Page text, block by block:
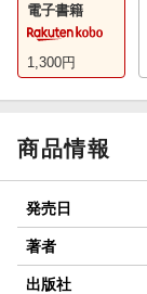
電子書籍
1,300円
商品情報
発売日
著者
出版社